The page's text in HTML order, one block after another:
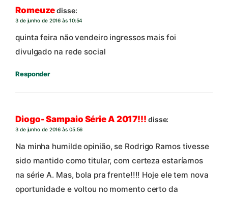
Romeuzedisse:
3 de junho de 2016 às 10:54
quinta feira não vendeiro ingressos mais foi
divulgado na rede social
Responder
Diogo- Sampaio Série A 2017!!! disse:
3 de junho de 2016 às 05:56
Na minha humilde opinião, se Rodrigo Ramos tivesse
sido mantido como titular, com certeza estaríamos
na série A. Mas, bola pra frente!!!! Hoje ele tem nova
oportunidade e voltou no momento certo da